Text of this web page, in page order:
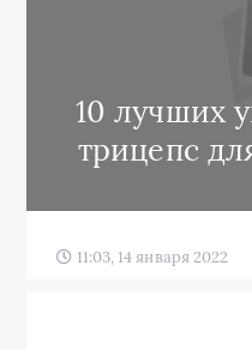
10 лучших
трицепс
11:03, 14 января 2022